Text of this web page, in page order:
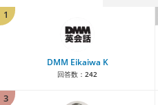
1
DMM Eikaiwa K
回答数： 242
3